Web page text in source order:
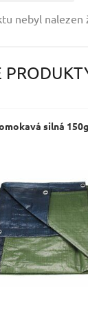
nebyl nalezen
silná